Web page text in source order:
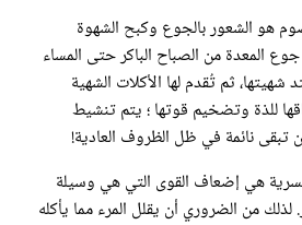
هو الشعور بالجوع وكبح الشهوة
جوع المعدة من الصباح الباكر حتى المساء
ثم تُقدم لها الأكلات الشهية
للذة وتضخيم قوتها ؛ يتم تنشيط
تبقى نائمة في ظل الظروف العادية!
هي إضعاف القوى التي هي وسيلة
لذلك من الضروري أن يقلل المرء مما يأكله